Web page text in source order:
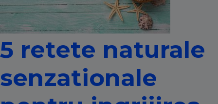
5 retete naturale
senzationale